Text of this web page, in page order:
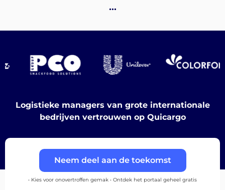
Bestemmingen
Nederlands
…
Logistieke managers van grote internationale
bedrijven vertrouwen op Quicargo
Neem deel aan de toekomst
• Kies voor onovertroffen gemak • Ontdek het portaal geheel gratis